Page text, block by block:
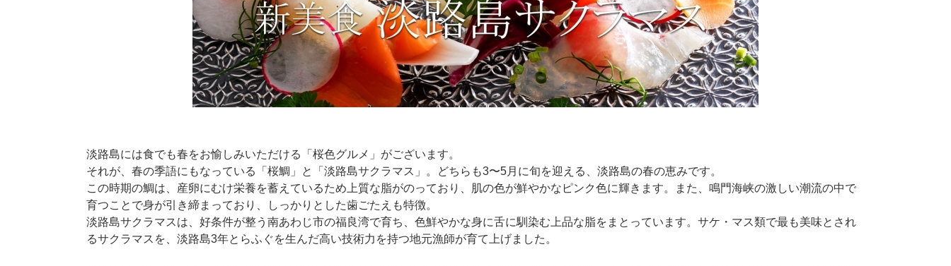
淡路島には食でも春をお愉しみいただける「桜色グルメ」がございます。
それが、春の季語にもなっている「桜鯛」と「淡路島サクラマス」。どちらも3〜5月に旬を迎える、淡路島の春の恵みです。
この時期の鯛は、産卵にむけ栄養を蓄えているため上質な脂がのっており、肌の色が鮮やかなピンク色に輝きます。また、鳴門海峡の激しい潮流の中で
育つことで身が引き締まっており、しっかりとした歯ごたえも特徴。
淡路島サクラマスは、好条件が整う南あわじ市の福良湾で育ち、色鮮やかな身に舌に馴染む上品な脂をまとっています。サケ・マス類で最も美味とされ
るサクラマスを、淡路島3年とらふぐを生んだ高い技術力を持つ地元漁師が育て上げました。